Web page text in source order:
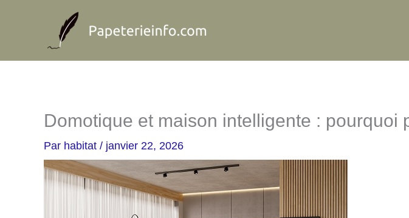
Domotique et maison intelligente : pourquoi
Par habitat / janvier 22, 2026